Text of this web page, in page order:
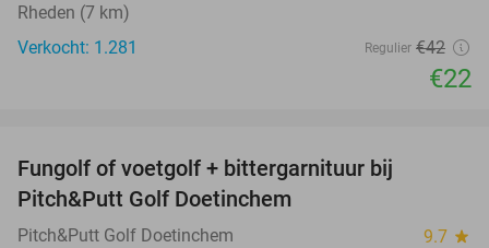
Rheden (7 km)
Verkocht: 1.281
Regulier €42
€22
Fungolf of voetgolf + bittergarnituur bij
Pitch&Putt Golf Doetinchem
Pitch&Putt Golf Doetinchem 9.7 star